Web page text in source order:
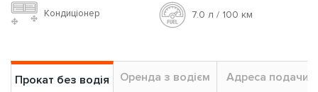
Кондиціонер 7.0 л / 100 км
Прокат без водія Оренда з водієм Адреса подачи